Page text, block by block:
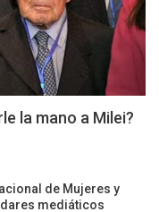
la mano a Milei?
de Mujeres y
mediáticos